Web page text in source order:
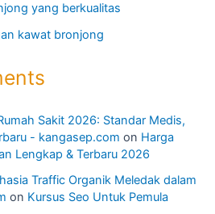
yang berkualitas
kawat bronjong
Sakit 2026: Standar Medis,
- kangasep.com on Harga
Lengkap & Terbaru 2026
Traffic Organik Meledak dalam
on Kursus Seo Untuk Pemula